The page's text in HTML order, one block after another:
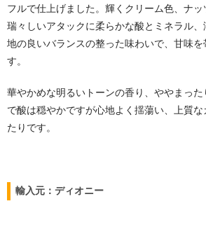
フルで仕上げました。輝くクリーム色、ナッ
瑞々しいアタックに柔らかな酸とミネラル
地の良いバランスの整った味わいで、甘味を
す。
華やかめな明るいトーンの香り、 ややまった
で酸は穏やかですが心地よく揺蕩い、
上質
たりです。
輸入元：ディオニー